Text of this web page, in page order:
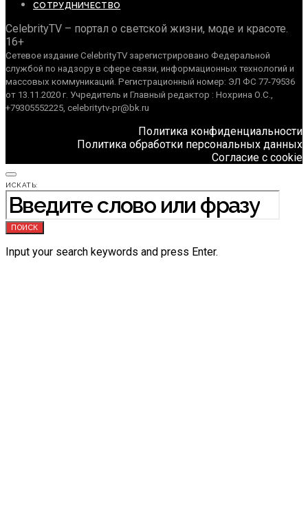
СОТРУДНИЧЕСТВО
CelebrityTV – портал о светской жизни, моде и красоте.
16+
Сетевое издание CelebrityTV зарегистрировано Федеральной
службой по надзору в сфере связи, информационных технологий и
массовых коммуникаций. Регистрационный номер: ЭЛ ФС 77-79536
от 13.11.2020 г. Учредитель и Главный редактор : Нохрина О.С.,
+79305552225, celebritytv-pr@bk.ru
Политика конфиденциальности
Политика обработки персональных данных
Согласие с cookie
ИСКАТЬ:
ПОИСК
Input your search keywords and press Enter.